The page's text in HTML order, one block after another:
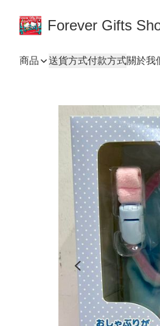
Forever Gifts
商品 送貨方式付款方式關於我